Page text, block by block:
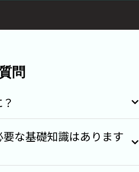
問
プリケーション・データ・人
ド／ローコードで業務自動化
な基礎知識はあります